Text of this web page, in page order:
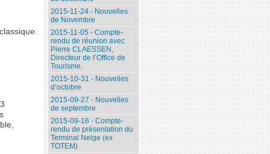
2015-11-24 - Nouvelles
de Novembre
2015-11-05 - Compte-
rendu de réunion avec
Pierre CLAESSEN,
Directeur de l’Office de
Tourisme.
2015-10-31 - Nouvelles
d’octobre
2015-09-27 - Nouvelles
de septembre
2015-09-16 - Compte-
rendu de présentation du
Terminal Neige (ex
TOTEM)